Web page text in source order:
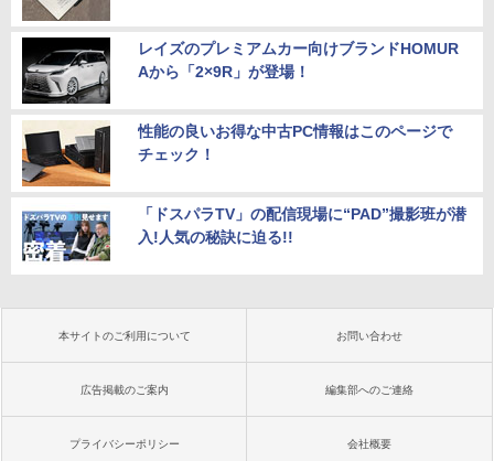
レイズのプレミアムカー向けブランドHOMUR
Aから「2×9R」が登場！
性能の良いお得な中古PC情報はこのページで
チェック！
「ドスパラTV」の配信現場に“PAD”撮影班が潜
入!人気の秘訣に迫る!!
本サイトのご利用について お問い合わせ
広告掲載のご案内 編集部へのご連絡
プライバシーポリシー 会社概要